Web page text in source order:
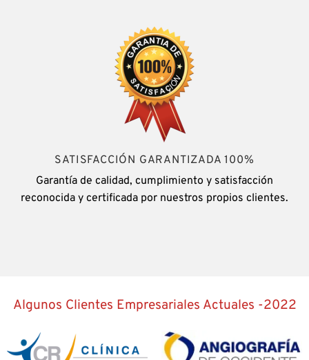
SATISFACCIÓN GARANTIZADA 100%
Garantía de calidad, cumplimiento y satisfacción
reconocida y certificada por nuestros propios clientes.
Algunos Clientes Empresariales Actuales -2022